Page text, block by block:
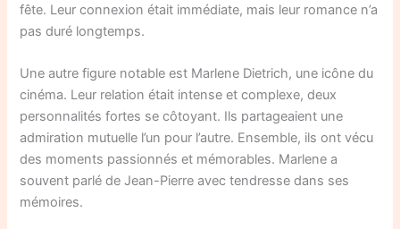
fête. Leur connexion était immédiate, mais leur romance n’a
pas duré longtemps.
Une autre figure notable est Marlene Dietrich, une icône du
cinéma. Leur relation était intense et complexe, deux
personnalités fortes se côtoyant. Ils partageaient une
admiration mutuelle l’un pour l’autre. Ensemble, ils ont vécu
des moments passionnés et mémorables. Marlene a
souvent parlé de Jean-Pierre avec tendresse dans ses
mémoires.